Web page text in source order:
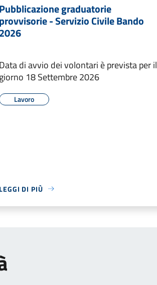
Pubblicazione graduatorie
provvisorie - Servizio Civile Bando
2026
Data di avvio dei volontari è prevista per il
giorno 18 Settembre 2026
Lavoro
LEGGI DI PIÙ